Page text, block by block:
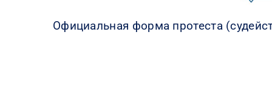
Официальная форма протеста